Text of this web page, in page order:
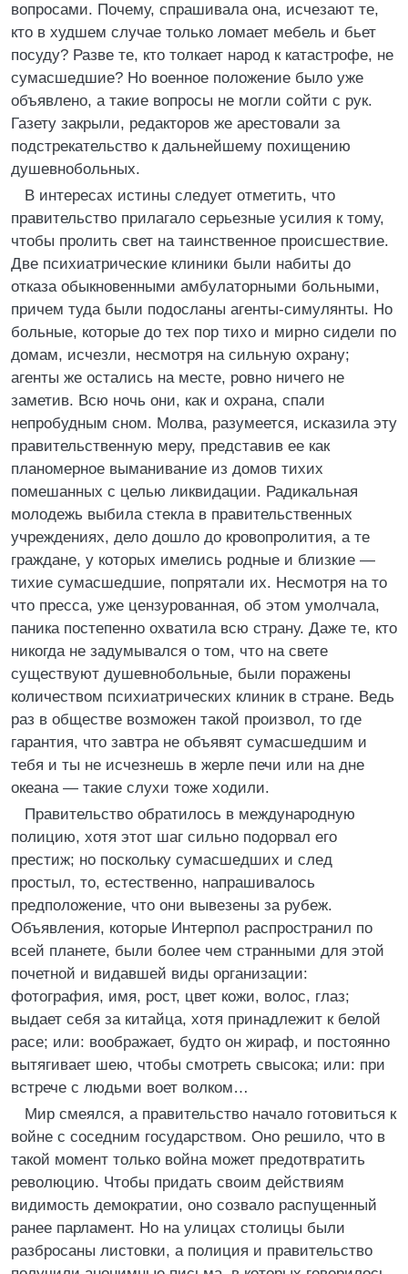
вопросами. Почему, спрашивала она, исчезают те,
кто в худшем случае только ломает мебель и бьет
посуду? Разве те, кто толкает народ к катастрофе, не
сумасшедшие? Но военное положение было уже
объявлено, а такие вопросы не могли сойти с рук.
Газету закрыли, редакторов же арестовали за
подстрекательство к дальнейшему похищению
душевнобольных.
В интересах истины следует отметить, что
правительство прилагало серьезные усилия к тому,
чтобы пролить свет на таинственное происшествие.
Две психиатрические клиники были набиты до
отказа обыкновенными амбулаторными больными,
причем туда были подосланы агенты-симулянты. Но
больные, которые до тех пор тихо и мирно сидели по
домам, исчезли, несмотря на сильную охрану;
агенты же остались на месте, ровно ничего не
заметив. Всю ночь они, как и охрана, спали
непробудным сном. Молва, разумеется, исказила эту
правительственную меру, представив ее как
планомерное выманивание из домов тихих
помешанных с целью ликвидации. Радикальная
молодежь выбила стекла в правительственных
учреждениях, дело дошло до кровопролития, а те
граждане, у которых имелись родные и близкие —
тихие сумасшедшие, попрятали их. Несмотря на то
что пресса, уже цензурованная, об этом умолчала,
паника постепенно охватила всю страну. Даже те, кто
никогда не задумывался о том, что на свете
существуют душевнобольные, были поражены
количеством психиатрических клиник в стране. Ведь
раз в обществе возможен такой произвол, то где
гарантия, что завтра не объявят сумасшедшим и
тебя и ты не исчезнешь в жерле печи или на дне
океана — такие слухи тоже ходили.
Правительство обратилось в международную
полицию, хотя этот шаг сильно подорвал его
престиж; но поскольку сумасшедших и след
простыл, то, естественно, напрашивалось
предположение, что они вывезены за рубеж.
Объявления, которые Интерпол распространил по
всей планете, были более чем странными для этой
почетной и видавшей виды организации:
фотография, имя, рост, цвет кожи, волос, глаз;
выдает себя за китайца, хотя принадлежит к белой
расе; или: воображает, будто он жираф, и постоянно
вытягивает шею, чтобы смотреть свысока; или: при
встрече с людьми воет волком…
Мир смеялся, а правительство начало готовиться к
войне с соседним государством. Оно решило, что в
такой момент только война может предотвратить
революцию. Чтобы придать своим действиям
видимость демократии, оно созвало распущенный
ранее парламент. Но на улицах столицы были
разбросаны листовки, а полиция и правительство